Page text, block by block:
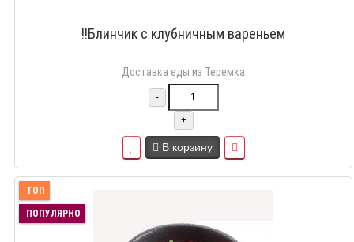
!!Блинчик с клубничным вареньем
Доставка еды из Теремка
-
+
В корзину
ТОП
ПОПУЛЯРНО